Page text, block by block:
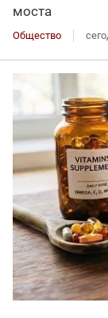
моста
Общество